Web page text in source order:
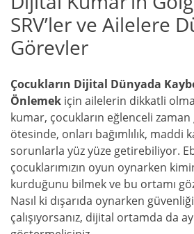
SRV’ler ve Ailelere
Görevler
Çocukların Dijital Dünyada
Önlemek için ailelerin dikkatli
kumar, çocukların eğlenceli
ötesinde, onları bağımlılık, maddi
sorunlarla yüz yüze getirebiliyor.
çocuklarımızın oyun oynarken
kurduğunu bilmek ve bu ortamı
Nasıl ki dışarıda oynarken
çalışıyorsanız, dijital ortamda da